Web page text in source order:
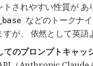
トされやすい性質が あ
などのトークナ
すが、 依然として英語
てのプロンプトキャッ